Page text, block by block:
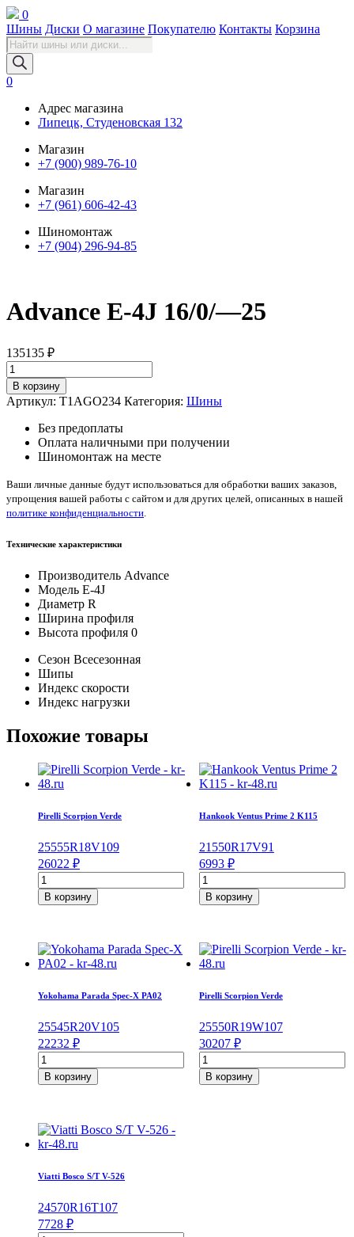
0
Шины Диски О магазине Покупателю Контакты Корзина
Поиск
товаров
0
Адрес магазина
Липецк, Студеновская 132
Магазин
+7 (900) 989-76-10
Магазин
+7 (961) 606-42-43
Шиномонтаж
+7 (904) 296-94-85
Advance E-4J 16/0/—25
135135 ₽
Количество
товара
Advance
E-
16/0/
В корзину
Артикул: T1AGO234 Категория: Шины
Без предоплаты
Оплата наличными при получении
Шиномонтаж на месте
Ваши личные данные будут использоваться для обработки ваших заказов,
упрощения вашей работы с сайтом и для других целей, описанных в нашей
политике конфиденциальности
Технические характеристики
Производитель Advance
Модель E-4J
Диаметр R
Ширина профиля
Высота профиля 0
Сезон Всесезонная
Шипы
Индекс скорости
Индекс нагрузки
Похожие товары
Pirelli Scorpion Verde
25555R18V109
26022 ₽
Количество
товара
Pirelli
255/55/R18
109
В корзину
Hankook Ventus Prime 2 K115
21550R17V91
6993 ₽
Количество
товара
Hankook
2
K115
91
В корзину
Yokohama Parada Spec-X PA02
25545R20V105
22232 ₽
Количество
товара
Yokohama
X
PA02
105
В корзину
Pirelli Scorpion Verde
25550R19W107
30207 ₽
Количество
товара
Pirelli
В корзину
Viatti Bosco S/T V-526
24570R16T107
7728 ₽